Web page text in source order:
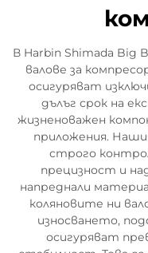
В Harbin Shimada Big
валове за
осигуряват
дълъг срок на
жизненоважен
приложения.
строго
прецизност и
напреднали
коляновите ни
износването,
осигуряват